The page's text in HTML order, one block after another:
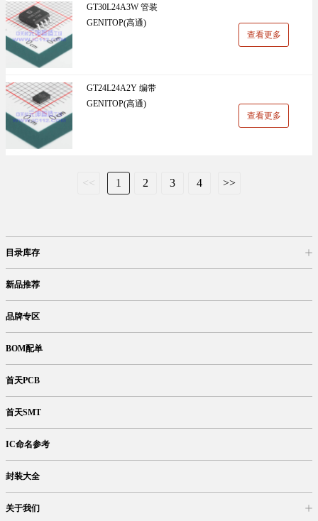
GT30L24A3W 管装
GENITOP(高通)
查看更多
GT24L24A2Y 编带
GENITOP(高通)
查看更多
<< 1 2 3 4 >>
目录库存
新品推荐
品牌专区
BOM配单
首天PCB
首天SMT
IC命名参考
封装大全
关于我们